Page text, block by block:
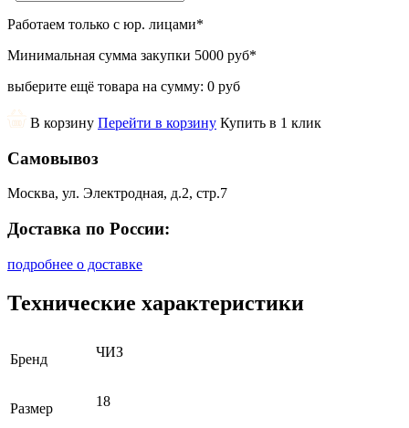
Работаем только с юр. лицами*
Минимальная сумма закупки 5000 руб*
выберите ещё товара на сумму: 0 руб
В корзину Перейти в корзину Купить в 1 клик
Самовывоз
Москва, ул. Электродная, д.2, стр.7
Доставка по России:
подробнее о доставке
Технические характеристики
Бренд ЧИЗ
Размер 18